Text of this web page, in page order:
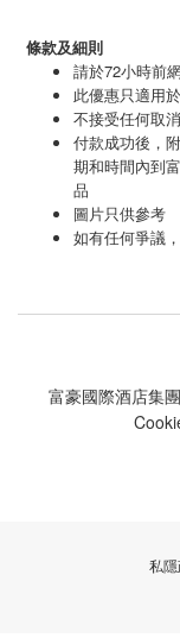
條款及細則
請於72小時前
此優惠只適用
不接受任何取
付款成功後，
期和時間內到
品
圖片只供參考
如有任何爭議
富豪國際酒店集團
私